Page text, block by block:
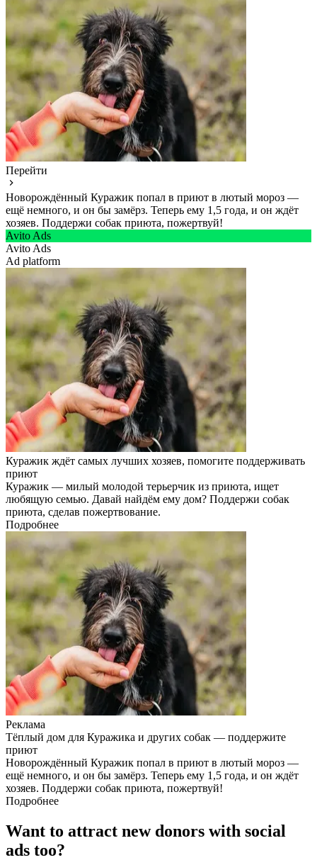
Перейти
Новорождённый Куражик попал в приют в лютый мороз —
ещё немного, и он бы замёрз. Теперь ему 1,5 года, и он ждёт
хозяев. Поддержи собак приюта, пожертвуй!
Avito Ads
Avito Ads
Ad platform
Куражик ждёт самых лучших хозяев, помогите поддерживать
приют
Куражик — милый молодой терьерчик из приюта, ищет
любящую семью. Давай найдём ему дом? Поддержи собак
приюта, сделав пожертвование.
Подробнее
Реклама
Тёплый дом для Куражика и других собак — поддержите
приют
Новорождённый Куражик попал в приют в лютый мороз —
ещё немного, и он бы замёрз. Теперь ему 1,5 года, и он ждёт
хозяев. Поддержи собак приюта, пожертвуй!
Подробнее
Want to attract new donors with social
ads too?